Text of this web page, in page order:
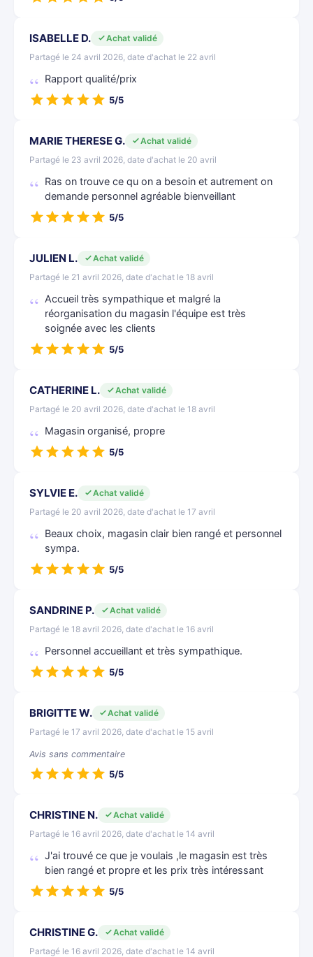
ISABELLE D.
Achat validé
Partagé le 24 avril 2026, date d'achat le 22 avril
Rapport qualité/prix
5/5
MARIE THERESE G.
Achat validé
Partagé le 23 avril 2026, date d'achat le 20 avril
Ras on trouve ce qu on a besoin et autrement on
demande personnel agréable bienveillant
5/5
JULIEN L.
Achat validé
Partagé le 21 avril 2026, date d'achat le 18 avril
Accueil très sympathique et malgré la
réorganisation du magasin l'équipe est très
soignée avec les clients
5/5
CATHERINE L.
Achat validé
Partagé le 20 avril 2026, date d'achat le 18 avril
Magasin organisé, propre
5/5
SYLVIE E.
Achat validé
Partagé le 20 avril 2026, date d'achat le 17 avril
Beaux choix, magasin clair bien rangé et personnel
sympa.
5/5
SANDRINE P.
Achat validé
Partagé le 18 avril 2026, date d'achat le 16 avril
Personnel accueillant et très sympathique.
5/5
BRIGITTE W.
Achat validé
Partagé le 17 avril 2026, date d'achat le 15 avril
Avis sans commentaire
5/5
CHRISTINE N.
Achat validé
Partagé le 16 avril 2026, date d'achat le 14 avril
J'ai trouvé ce que je voulais ,le magasin est très
bien rangé et propre et les prix très intéressant
5/5
CHRISTINE G.
Achat validé
Partagé le 16 avril 2026, date d'achat le 14 avril